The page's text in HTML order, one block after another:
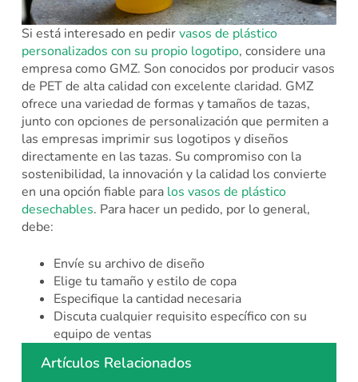
Si está interesado en pedirvasos de plástico
personalizados con su propio logotipo, considere una
empresa como GMZ. Son conocidos por producir vasos
de PET de alta calidad con excelente claridad. GMZ
ofrece una variedad de formas y tamaños de tazas,
junto con opciones de personalización que permiten a
las empresas imprimir sus logotipos y diseños
directamente en las tazas. Su compromiso con la
sostenibilidad, la innovación y la calidad los convierte
en una opción fiable para los vasos de plástico
desechables. Para hacer un pedido, por lo general,
debe:
Envíe su archivo de diseño
Elige tu tamaño y estilo de copa
Especifique la cantidad necesaria
Discuta cualquier requisito específico con su
equipo de ventas
Artículos Relacionados